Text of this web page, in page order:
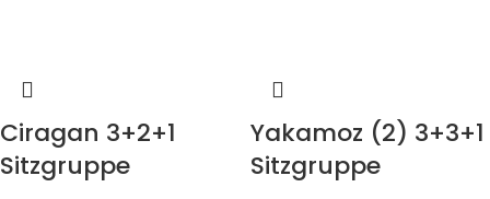
Ciragan 3+2+1
Sitzgruppe
Yakamoz (2) 3+3+1
Sitzgruppe